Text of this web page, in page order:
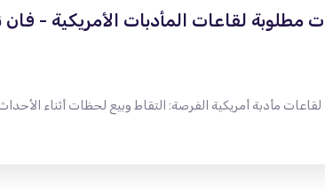
مطلوبة لقاعات المأدبات الأمريكية - فان
مأدبة أمريكية الفرصة: التقاط وبيع لحظات أثناء